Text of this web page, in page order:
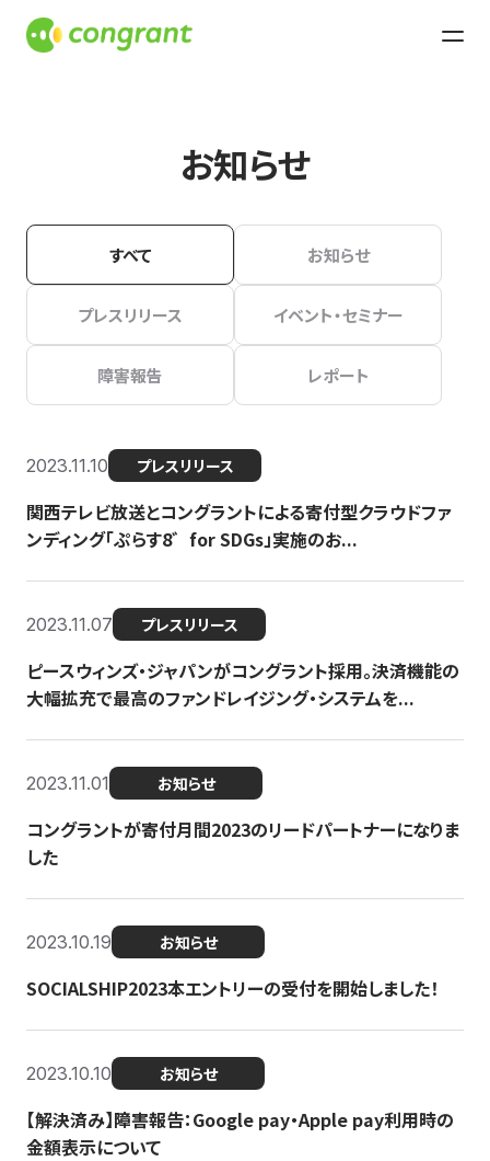
お知らせ
すべて お知らせ
プレスリリース イベント・セミナー
障害報告 レポート
2023.11.10 プレスリリース
関西テレビ放送とコングラントによる寄付型クラウドファ
ンディング「ぷらす8゛for SDGs」実施のお...
2023.11.07 プレスリリース
ピースウィンズ・ジャパンがコングラント採用。決済機能の
大幅拡充で最高のファンドレイジング・システムを...
2023.11.01 お知らせ
コングラントが寄付月間2023のリードパートナーになりま
した
2023.10.19 お知らせ
SOCIALSHIP2023本エントリーの受付を開始しました！
2023.10.10 お知らせ
【解決済み】障害報告：Google pay・Apple pay利用時の
金額表示について